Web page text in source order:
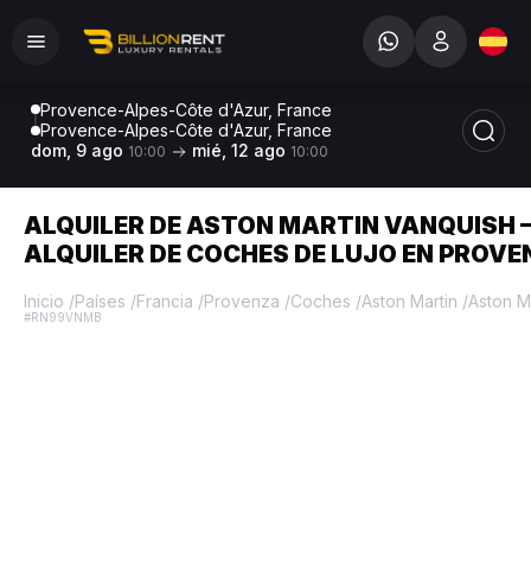
Provence-Alpes-Côte d'Azur, France
Provence-Alpes-Côte d'Azur, France
dom, 9 ago 10:00 mié, 12 ago 10:00
ALQUILER DE ASTON MARTIN VANQUISH –
ALQUILER DE COCHES DE LUJO EN
Inicio /Países /Francia /Provenza /Coches /Aston Martin /Aston
#RN99VNMB